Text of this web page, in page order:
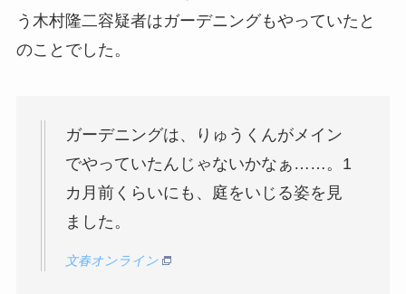
う木村隆二容疑者はガーデニングもやっていたと
のことでした。
ガーデニングは、りゅうくんがメイン
でやっていたんじゃないかなぁ……。1
カ月前くらいにも、庭をいじる姿を見
ました。
文春オンライン